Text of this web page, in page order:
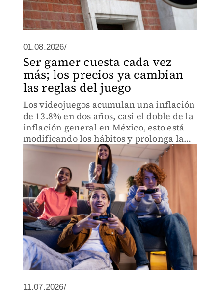
01.08.2026/
Ser gamer cuesta cada vez
más; los precios ya cambian
las reglas del juego
Los videojuegos acumulan una inflación
de 13.8% en dos años, casi el doble de la
inflación general en México, esto está
modificando los hábitos y prolonga la
vida útil de los equipos.
11.07.2026/